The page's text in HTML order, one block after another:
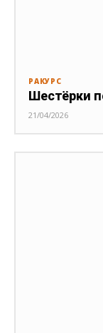
РАКУРС
Шестёрки
21/04/2026